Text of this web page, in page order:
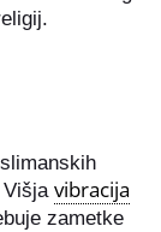
vibracija
zametke